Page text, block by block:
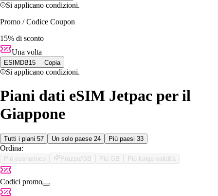
Si applicano condizioni.
Promo / Codice Coupon
15% di sconto
Una volta
ESIMDB15 Copia
Si applicano condizioni.
Piani dati eSIM Jetpac per il
Giappone
Tutti i piani 57 Un solo paese 24 Più paesi 33
Ordina:
Più economico Prezzo/GB Più GB Più lunga validità
Codici promo